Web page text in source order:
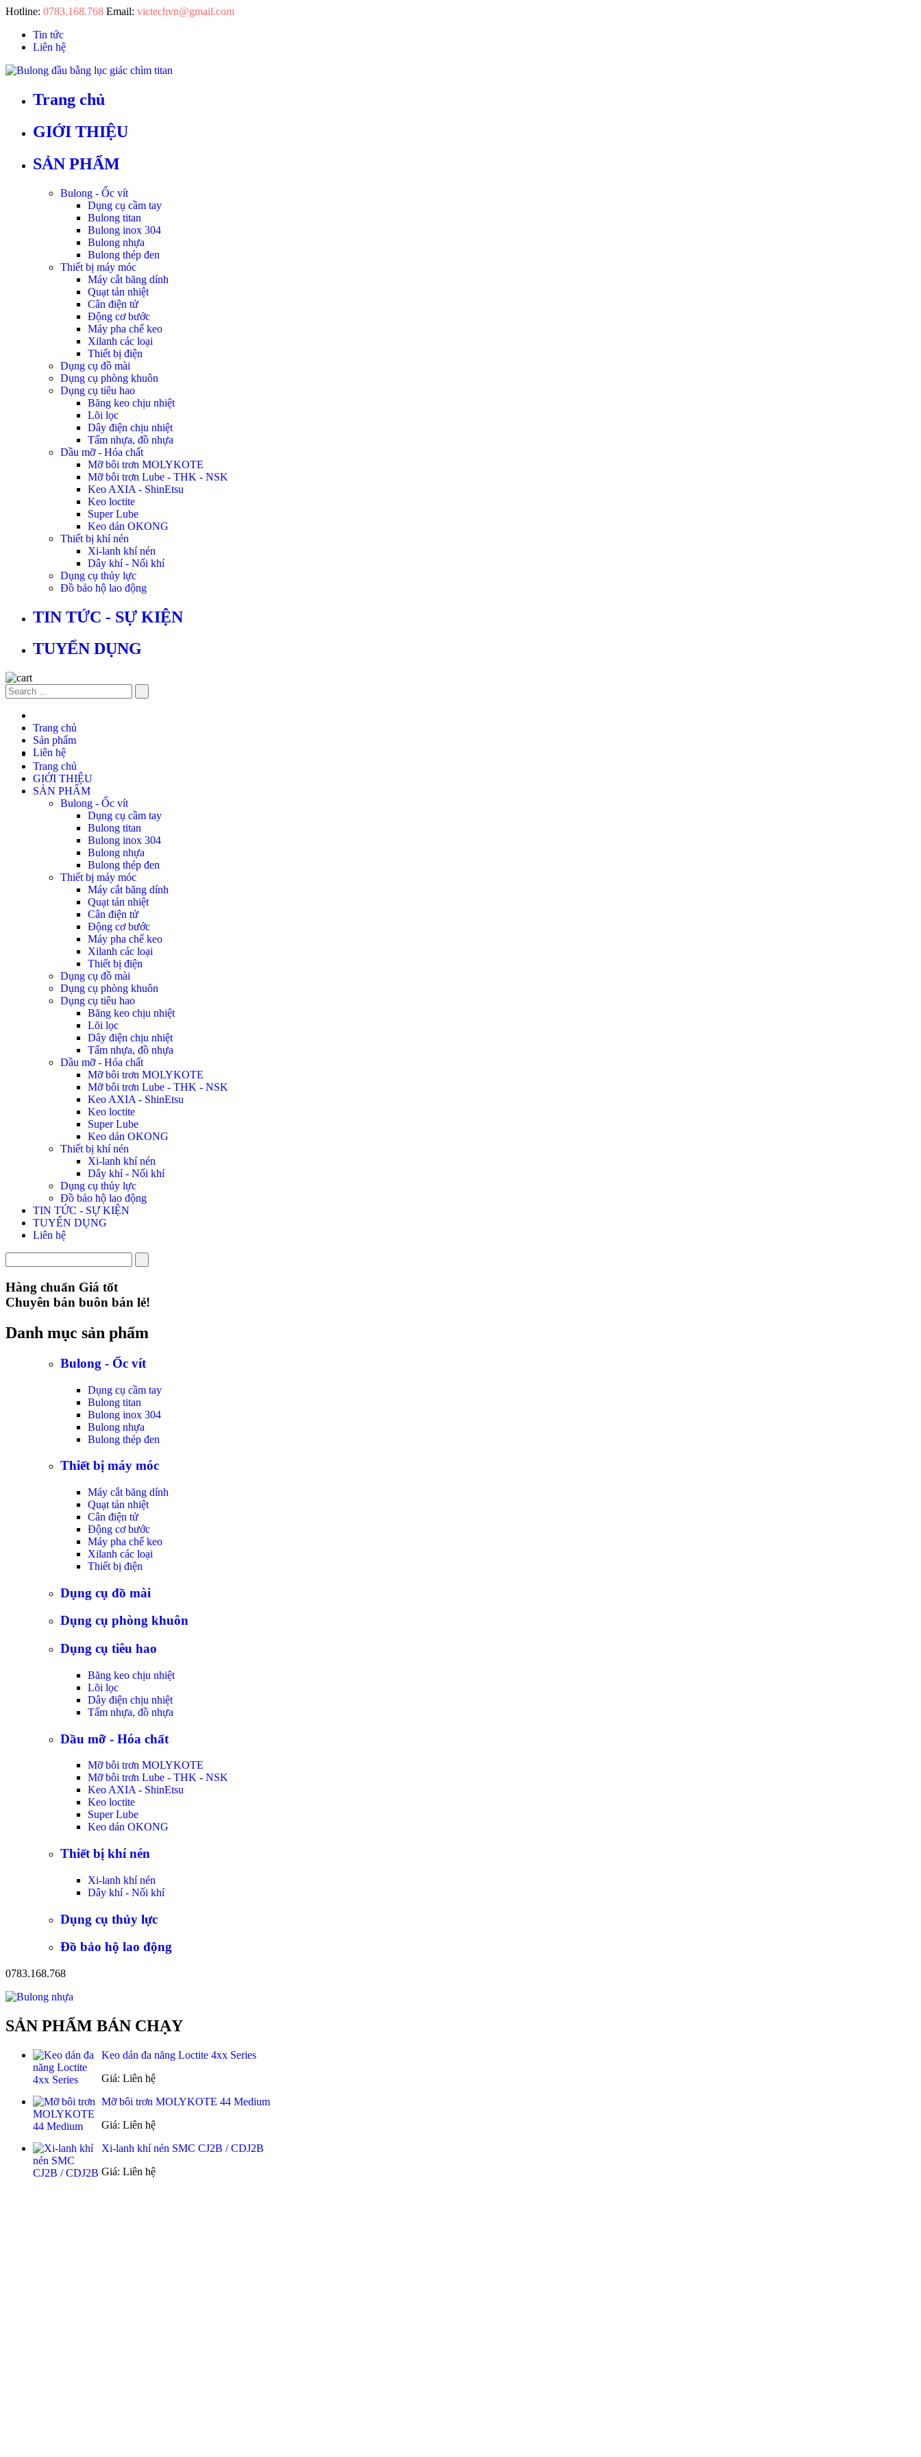
Hotline: 0783.168.768 Email: victechvn@gmail.com
Tin tức
Liên hệ
Trang chủ
GIỚI THIỆU
SẢN PHẨM
Bulong - Ốc vít
Dụng cụ cầm tay
Bulong titan
Bulong inox 304
Bulong nhựa
Bulong thép đen
Thiết bị máy móc
Máy cắt băng dính
Quạt tản nhiệt
Cân điện tử
Động cơ bước
Máy pha chế keo
Xilanh các loại
Thiết bị điện
Dụng cụ đồ mài
Dụng cụ phòng khuôn
Dụng cụ tiêu hao
Băng keo chịu nhiệt
Lõi lọc
Dây điện chịu nhiệt
Tấm nhựa, đồ nhựa
Dầu mỡ - Hóa chất
Mỡ bôi trơn MOLYKOTE
Mỡ bôi trơn Lube - THK - NSK
Keo AXIA - ShinEtsu
Keo loctite
Super Lube
Keo dán OKONG
Thiết bị khí nén
Xi-lanh khí nén
Dây khí - Nối khí
Dụng cụ thủy lực
Đồ bảo hộ lao động
TIN TỨC - SỰ KIỆN
TUYỂN DỤNG
Trang chủ
Sản phẩm
Liên hệ
Trang chủ
GIỚI THIỆU
SẢN PHẨM
Bulong - Ốc vít
Dụng cụ cầm tay
Bulong titan
Bulong inox 304
Bulong nhựa
Bulong thép đen
Thiết bị máy móc
Máy cắt băng dính
Quạt tản nhiệt
Cân điện tử
Động cơ bước
Máy pha chế keo
Xilanh các loại
Thiết bị điện
Dụng cụ đồ mài
Dụng cụ phòng khuôn
Dụng cụ tiêu hao
Băng keo chịu nhiệt
Lõi lọc
Dây điện chịu nhiệt
Tấm nhựa, đồ nhựa
Dầu mỡ - Hóa chất
Mỡ bôi trơn MOLYKOTE
Mỡ bôi trơn Lube - THK - NSK
Keo AXIA - ShinEtsu
Keo loctite
Super Lube
Keo dán OKONG
Thiết bị khí nén
Xi-lanh khí nén
Dây khí - Nối khí
Dụng cụ thủy lực
Đồ bảo hộ lao động
TIN TỨC - SỰ KIỆN
TUYỂN DỤNG
Liên hệ
Hàng chuẩn Giá tốt
Chuyên bán buôn bán lẻ!
Danh mục sản phẩm
Bulong - Ốc vít
Dụng cụ cầm tay
Bulong titan
Bulong inox 304
Bulong nhựa
Bulong thép đen
Thiết bị máy móc
Máy cắt băng dính
Quạt tản nhiệt
Cân điện tử
Động cơ bước
Máy pha chế keo
Xilanh các loại
Thiết bị điện
Dụng cụ đồ mài
Dụng cụ phòng khuôn
Dụng cụ tiêu hao
Băng keo chịu nhiệt
Lõi lọc
Dây điện chịu nhiệt
Tấm nhựa, đồ nhựa
Dầu mỡ - Hóa chất
Mỡ bôi trơn MOLYKOTE
Mỡ bôi trơn Lube - THK - NSK
Keo AXIA - ShinEtsu
Keo loctite
Super Lube
Keo dán OKONG
Thiết bị khí nén
Xi-lanh khí nén
Dây khí - Nối khí
Dụng cụ thủy lực
Đồ bảo hộ lao động
0783.168.768
SẢN PHẨM BÁN CHẠY
Keo dán đa năng Loctite 4xx Series
Giá: Liên hệ
Mỡ bôi trơn MOLYKOTE 44 Medium
Giá: Liên hệ
Xi-lanh khí nén SMC CJ2B / CDJ2B
Giá: Liên hệ